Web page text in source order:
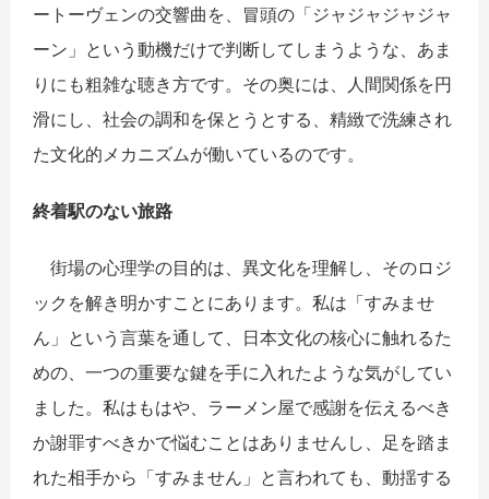
ートーヴェンの交響曲を、冒頭の「ジャジャジャジャ
ーン」という動機だけで判断してしまうような、あま
りにも粗雑な聴き方です。その奥には、人間関係を円
滑にし、社会の調和を保とうとする、精緻で洗練され
た文化的メカニズムが働いているのです。
終着駅のない旅路
街場の心理学の目的は、異文化を理解し、そのロジ
ックを解き明かすことにあります。私は「すみませ
ん」という言葉を通して、日本文化の核心に触れるた
めの、一つの重要な鍵を手に入れたような気がしてい
ました。私はもはや、ラーメン屋で感謝を伝えるべき
か謝罪すべきかで悩むことはありませんし、足を踏ま
れた相手から「すみません」と言われても、動揺する